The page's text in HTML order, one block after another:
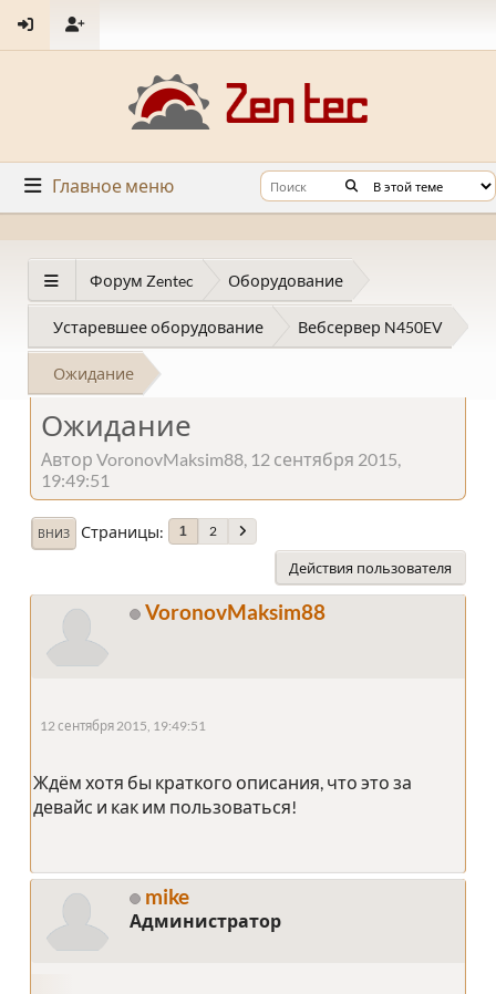
Главное меню
Форум Zentec Оборудование
Устаревшее оборудование Вебсервер N450EV
Ожидание
Ожидание
Автор VoronovMaksim88, 12 сентября 2015,
19:49:51
ВНИЗ Страницы 1 2
Действия пользователя
VoronovMaksim88
12 сентября 2015, 19:49:51
Ждём хотя бы краткого описания, что это за
девайс и как им пользоваться!
mike
Администратор